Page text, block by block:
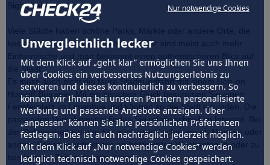
Nur notwendige Cookies
Unvergleichlich lecker
Mit dem Klick auf „geht klar” ermöglichen Sie uns Ihnen
über Cookies ein verbessertes Nutzungserlebnis zu
servieren und dieses kontinuierlich zu verbessern. So
können wir Ihnen bei unseren Partnern personalisierte
Werbung und passende Angebote anzeigen. Über
„anpassen” können Sie Ihre persönlichen Präferenzen
festlegen. Dies ist auch nachträglich jederzeit möglich.
Mit dem Klick auf „Nur notwendige Cookies” werden
lediglich technisch notwendige Cookies gespeichert.
Sightseeing
kostenlos besucht werden können. Hier sind meist auch mehr
die Stadt.
Es muss auch nicht die teure Stadtrundfahrt mit einem Hop-on
Hop-off Bus sein. Mit ein bisschen Glück bekommen Sie einen
Fensterplatz im Linienbus und können so die Stadt erkunden. Die
passenden Verkehrsmittel finden Sie relativ schnell im Internet. Bei
der Gelegenheit können Sie auch gleich schauen, ob Museen oder
andere Sehenswürdigkeiten an bestimmten Wochentagen oder zu
bestimmten Zeiten günstiger sind.